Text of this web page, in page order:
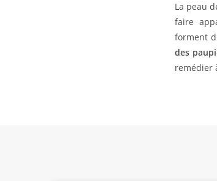
La peau
faire
forment
des
remédier